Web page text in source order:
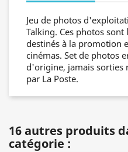
Jeu de photos
Talking. Ces photos
destinés à la promotion
cinémas. Set de photos
d'origine, jamais sorties
par La Poste.
16 autres produits
catégorie :